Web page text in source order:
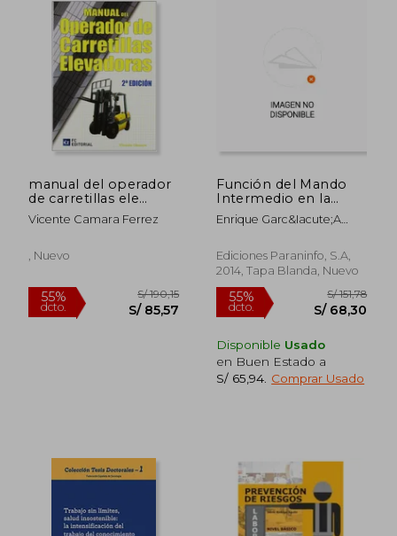
55%
dcto.
55%
dcto.
manual del operador
de carretillas ele
(2ªed)
Vicente Camara Ferrez
, Nuevo
Función del Mando
Intermedio en la
Prevención de
Riesgos Laborales
Enrique Garc&Iacute;A
Ediciones Paraninfo, S.A,
2014, Tapa Blanda, Nuevo
Disponible Usado
en Buen Estado a
S/ 65,94 Comprar Usado